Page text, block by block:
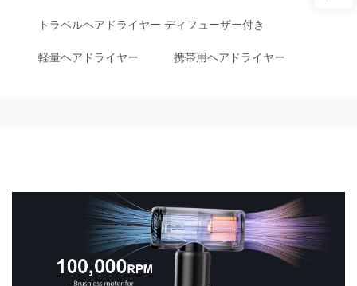
トラベルヘアドライヤー ディフューザー付き
軽量ヘアドライヤー 携帯用ヘアドライヤー